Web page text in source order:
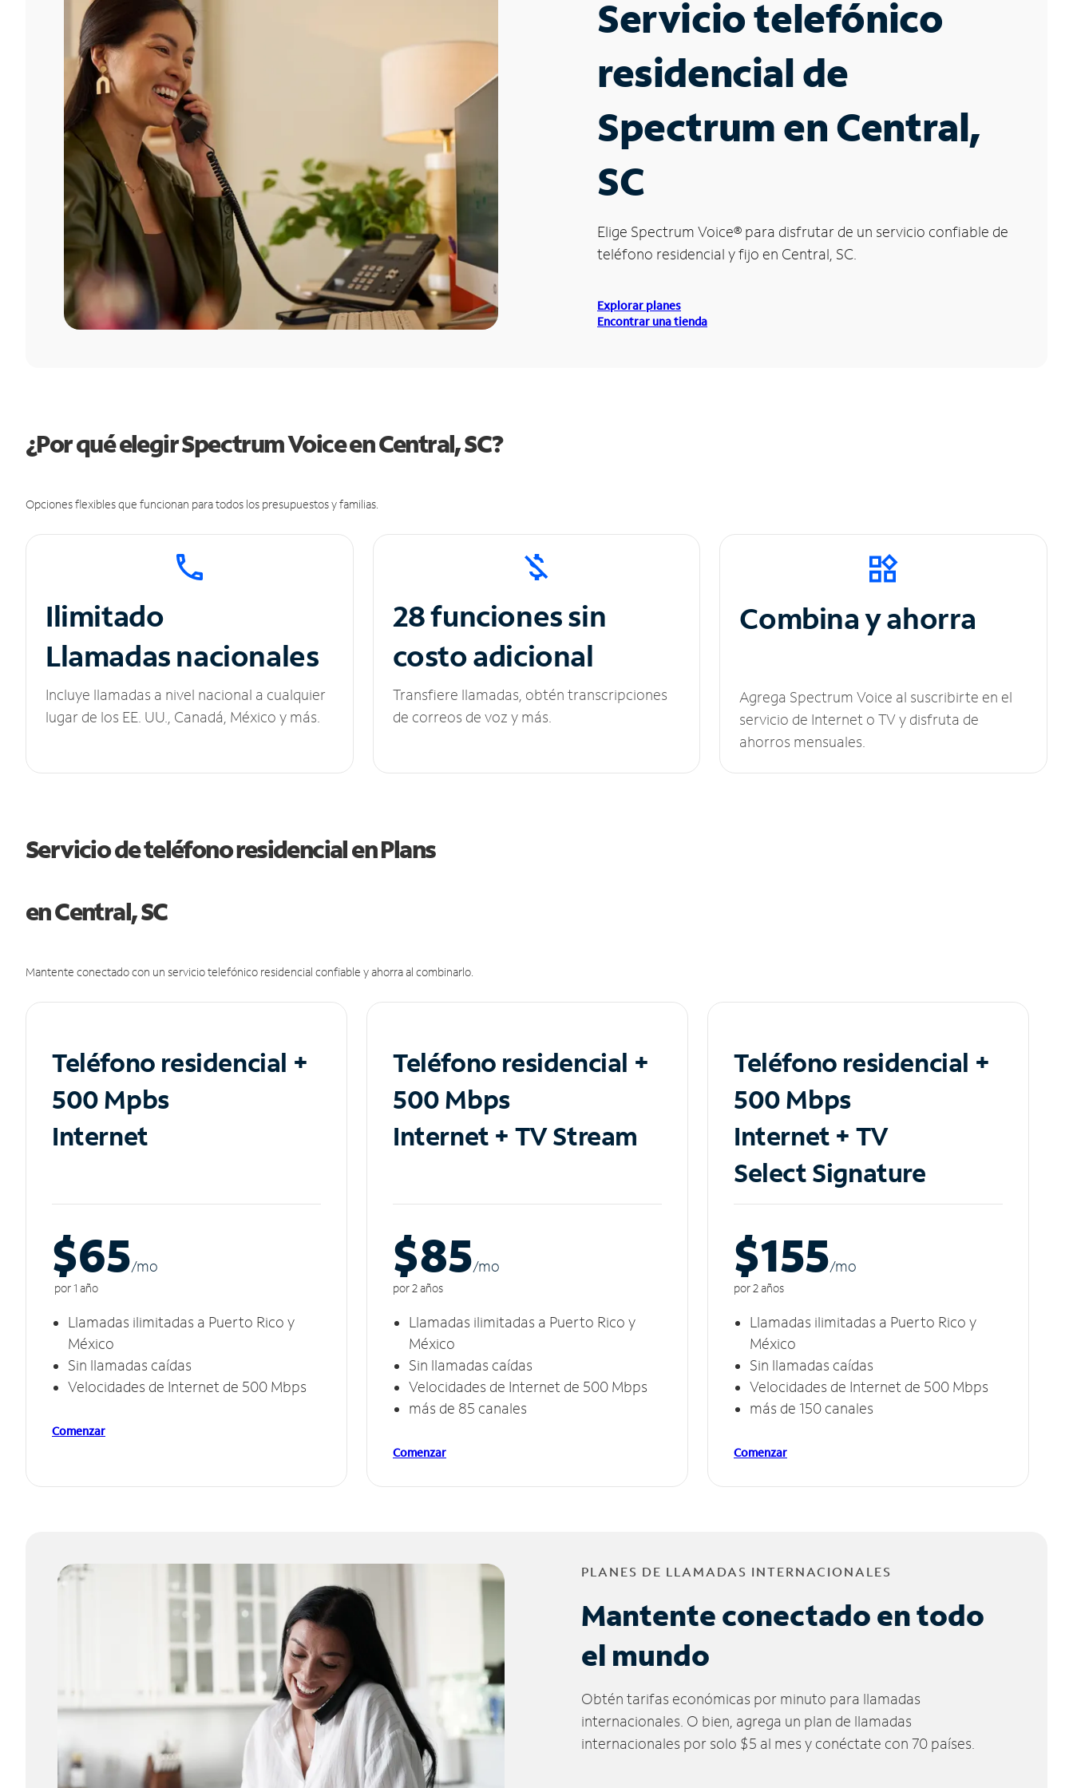
Servicio telefónico
residencial de
Spectrum en Central,
SC
Elige Spectrum Voice® para disfrutar de un servicio confiable de
teléfono residencial y fijo en Central, SC.
Explorar planes
Encontrar una tienda
¿Por qué elegir Spectrum Voice en Central, SC?
Opciones flexibles que funcionan para todos los presupuestos y familias.
Ilimitado
Llamadas nacionales
Incluye llamadas a nivel nacional a cualquier
lugar de los EE. UU., Canadá, México y más.
28 funciones sin
costo adicional
Transfiere llamadas, obtén transcripciones
de correos de voz y más.
Combina y ahorra
Agrega Spectrum Voice al suscribirte en el
servicio de Internet o TV y disfruta de
ahorros mensuales.
Servicio de teléfono residencial en Plans
en Central, SC
Mantente conectado con un servicio telefónico residencial confiable y ahorra al combinarlo.
Teléfono residencial +
500 Mpbs
Internet
$65/mo
por 1 año
Llamadas ilimitadas a Puerto Rico y
México
Sin llamadas caídas
Velocidades de Internet de 500 Mbps
Comenzar
Teléfono residencial +
500 Mbps
Internet + TV Stream
$85/mo
por 2 años
Llamadas ilimitadas a Puerto Rico y
México
Sin llamadas caídas
Velocidades de Internet de 500 Mbps
más de 85 canales
Comenzar
Teléfono residencial +
500 Mbps
Internet + TV
Select Signature
$155/mo
por 2 años
Llamadas ilimitadas a Puerto Rico y
México
Sin llamadas caídas
Velocidades de Internet de 500 Mbps
más de 150 canales
Comenzar
PLANES DE LLAMADAS INTERNACIONALES
Mantente conectado en todo
el mundo
Obtén tarifas económicas por minuto para llamadas
internacionales. O bien, agrega un plan de llamadas
internacionales por solo $5 al mes y conéctate con 70 países.